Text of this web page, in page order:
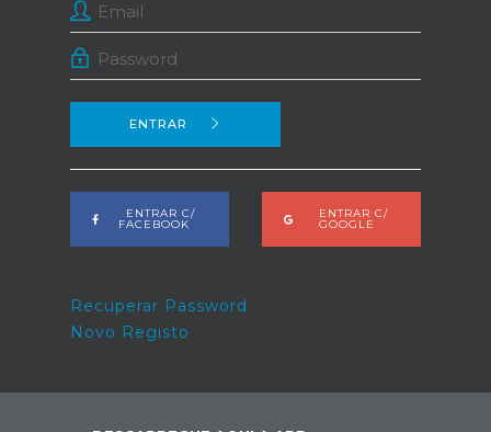
ENTRAR
ENTRAR C/
FACEBOOK
ENTRAR C/
GOOGLE
Recuperar Password
Novo Registo